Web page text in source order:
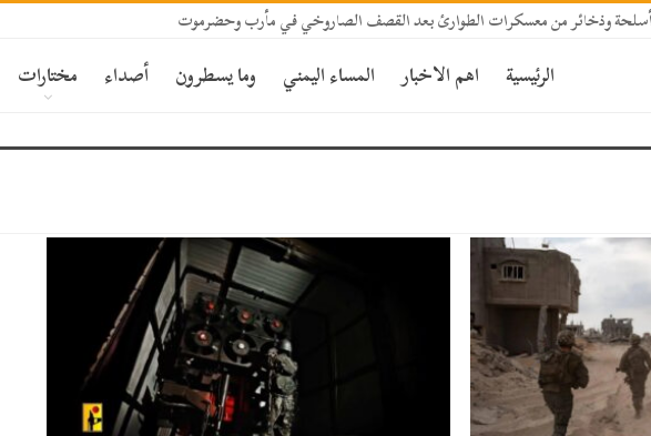
وذخائر من معسكرات الطوارئ بعد القصف الصاروخي في مأرب وحضرموت
الرئيسية اهم الاخبار المساء اليمني وما يسطرون أصداء مختارات